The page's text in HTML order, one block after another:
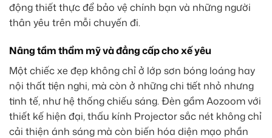
động thiết thực để bảo vệ chính bạn và những người
thân yêu trên mỗi chuyến đi.
Nâng tầm thẩm mỹ và đẳng cấp cho xế yêu
Một chiếc xe đẹp không chỉ ở lớp sơn bóng loáng hay
nội thất tiện nghi, mà còn ở những chi tiết nhỏ nhưng
tinh tế, như hệ thống chiếu sáng. Đèn gầm Aozoom với
thiết kế hiện đại, thấu kính Projector sắc nét không chỉ
cải thiện ánh sáng mà còn biến hóa diện mạo phần